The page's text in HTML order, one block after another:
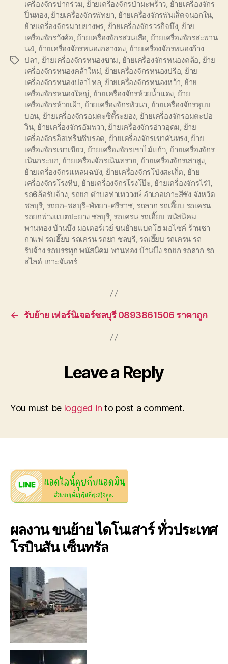
Tags
เครื่องจักรปากร่วม, ย้ายเครื่องจักรป่ามะพร้าว, ย้ายเครื่องจักร
ปิ่นทอง, ย้ายเครื่องจักรพัทยา, ย้ายเครื่องจักรพันเส็ดจนอกใน,
ย้ายเครื่องจักรมาบยางพร, ย้ายเครื่องจักรวรกิจบึง, ย้าย
เครื่องจักรวังค้อ, ย้ายเครื่องจักรสวนเสือ, ย้ายเครื่องจักรสะพาน
น4, ย้ายเครื่องจักรหนองกลางดง, ย้ายเครื่องจักรหนองก้าง
ปลา, ย้ายเครื่องจักรหนองขาม, ย้ายเครื่องจักรหนองคล้อ, ย้าย
เครื่องจักรหนองคล้าใหม่, ย้ายเครื่องจักรหนองปรือ, ย้าย
เครื่องจักรหนองปลาไหล, ย้ายเครื่องจักรหนองหว้า, ย้าย
เครื่องจักรหนองใหญ่, ย้ายเครื่องจักรห้วยน้ำแดง, ย้าย
เครื่องจักรห้วยเฝ้า, ย้ายเครื่องจักรหัวนา, ย้ายเครื่องจักรหุบบ
บอน, ย้ายเครื่องจักรอมตะซิตี้ระยอง, ย้ายเครื่องจักรอมตะบ่อ
วิน, ย้ายเครื่องจักรอัมพวา, ย้ายเครื่องจักรอ่าวอุดม, ย้าย
เครื่องจักรอิสเทรินซีบรอด, ย้ายเครื่องจักรเขาคันทรง, ย้าย
เครื่องจักรเขาเขียว, ย้ายเครื่องจักรเขาไม้แก้ว, ย้ายเครื่องจักร
เนินกระบก, ย้ายเครื่องจักรเนินทราย, ย้ายเครื่องจักรเสาสูง,
ย้ายเครื่องจักรแหลมฉบัง, ย้ายเครื่องจักรโป่งสะเก็ต, ย้าย
เครื่องจักรโรงหีบ, ย้ายเครื่องจักรโรงโป๊ะ, ย้ายเครื่องจักรไร่1,
รถ6ล้อรับจ้าง, รถยก ตำบลท่าเทววงษ์ อำเภอเกาะสีชัง จังหวัด
ชลบุรี, รถยก-ชลบุรี-พัทยา-ศรีราช, รถลาก รถเฮี๊ยบ รถเครน
รถยกพ่วงแบตปะยาง ชลบุรี, รถเครน รถเฮี๊ยบ พนัสนิคม
พานทอง บ้านบึง มอเตอร์เวย์ ขนย้ายแบคโฮ มอไซค์ ร้านชา
กาแฟ รถเฮี๊ยบ รถเครน รถยก ชลบุรี, รถเฮี๊ยบ รถเครน รถ
รับจ้าง รถบรรทุก พนัสนิคม พานทอง บ้านบึง รถยก รถลาก รถ
สไลด์ เกาะจันทร์
← รับย้าย เฟอร์นิเจอร์ชลบุรี 0893861506 ราคาถูก
Leave a Reply
You must be logged in to post a comment.
ผลงาน ขนย้าย ไดโนเสาร์ ทั่วประเทศ
โรบินสัน เซ็นทรัล